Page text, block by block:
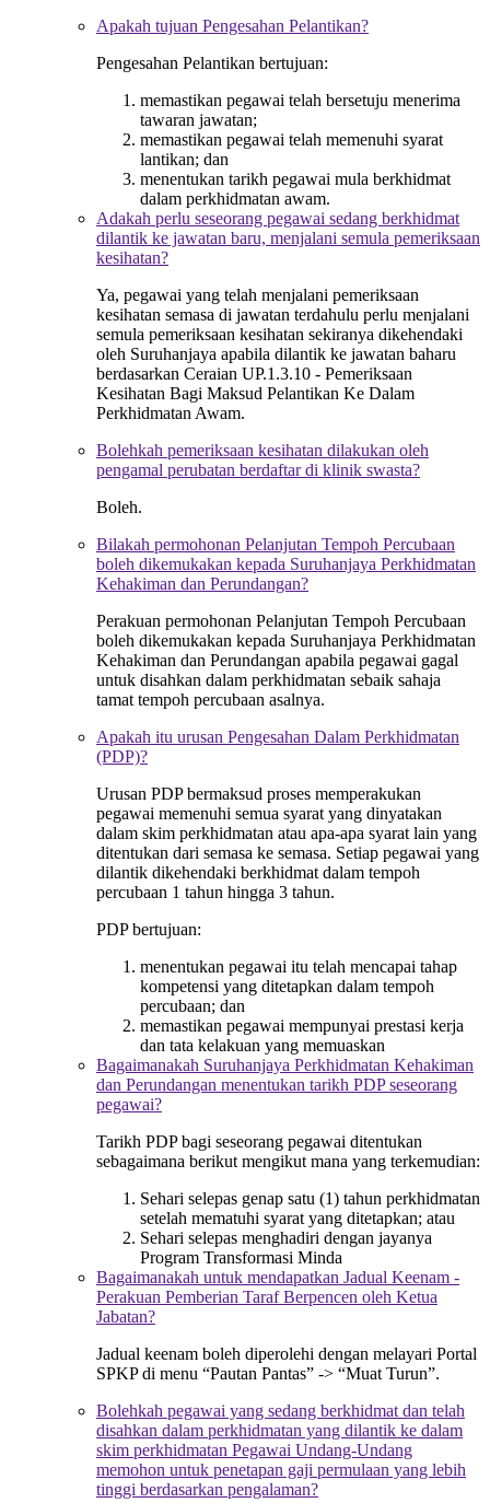
Apakah tujuan Pengesahan Pelantikan?
Pengesahan Pelantikan bertujuan:
memastikan pegawai telah bersetuju menerima
tawaran jawatan;
memastikan pegawai telah memenuhi syarat
lantikan; dan
menentukan tarikh pegawai mula berkhidmat
dalam perkhidmatan awam.
Adakah perlu seseorang pegawai sedang berkhidmat
dilantik ke jawatan baru, menjalani semula pemeriksaan
kesihatan?
Ya, pegawai yang telah menjalani pemeriksaan
kesihatan semasa di jawatan terdahulu perlu menjalani
semula pemeriksaan kesihatan sekiranya dikehendaki
oleh Suruhanjaya apabila dilantik ke jawatan baharu
berdasarkan Ceraian UP.1.3.10 - Pemeriksaan
Kesihatan Bagi Maksud Pelantikan Ke Dalam
Perkhidmatan Awam.
Bolehkah pemeriksaan kesihatan dilakukan oleh
pengamal perubatan berdaftar di klinik swasta?
Boleh.
Bilakah permohonan Pelanjutan Tempoh Percubaan
boleh dikemukakan kepada Suruhanjaya Perkhidmatan
Kehakiman dan Perundangan?
Perakuan permohonan Pelanjutan Tempoh Percubaan
boleh dikemukakan kepada Suruhanjaya Perkhidmatan
Kehakiman dan Perundangan apabila pegawai gagal
untuk disahkan dalam perkhidmatan sebaik sahaja
tamat tempoh percubaan asalnya.
Apakah itu urusan Pengesahan Dalam Perkhidmatan
(PDP)?
Urusan PDP bermaksud proses memperakukan
pegawai memenuhi semua syarat yang dinyatakan
dalam skim perkhidmatan atau apa-apa syarat lain yang
ditentukan dari semasa ke semasa. Setiap pegawai yang
dilantik dikehendaki berkhidmat dalam tempoh
percubaan 1 tahun hingga 3 tahun.
PDP bertujuan:
menentukan pegawai itu telah mencapai tahap
kompetensi yang ditetapkan dalam tempoh
percubaan; dan
memastikan pegawai mempunyai prestasi kerja
dan tata kelakuan yang memuaskan
Bagaimanakah Suruhanjaya Perkhidmatan Kehakiman
dan Perundangan menentukan tarikh PDP seseorang
pegawai?
Tarikh PDP bagi seseorang pegawai ditentukan
sebagaimana berikut mengikut mana yang terkemudian:
Sehari selepas genap satu (1) tahun perkhidmatan
setelah mematuhi syarat yang ditetapkan; atau
Sehari selepas menghadiri dengan jayanya
Program Transformasi Minda
Bagaimanakah untuk mendapatkan Jadual Keenam -
Perakuan Pemberian Taraf Berpencen oleh Ketua
Jabatan?
Jadual keenam boleh diperolehi dengan melayari Portal
SPKP di menu “Pautan Pantas” -> “Muat Turun”.
Bolehkah pegawai yang sedang berkhidmat dan telah
disahkan dalam perkhidmatan yang dilantik ke dalam
skim perkhidmatan Pegawai Undang-Undang
memohon untuk penetapan gaji permulaan yang lebih
tinggi berdasarkan pengalaman?